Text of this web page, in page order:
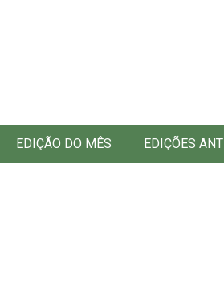
EDIÇÃO DO MÊS EDIÇÕES